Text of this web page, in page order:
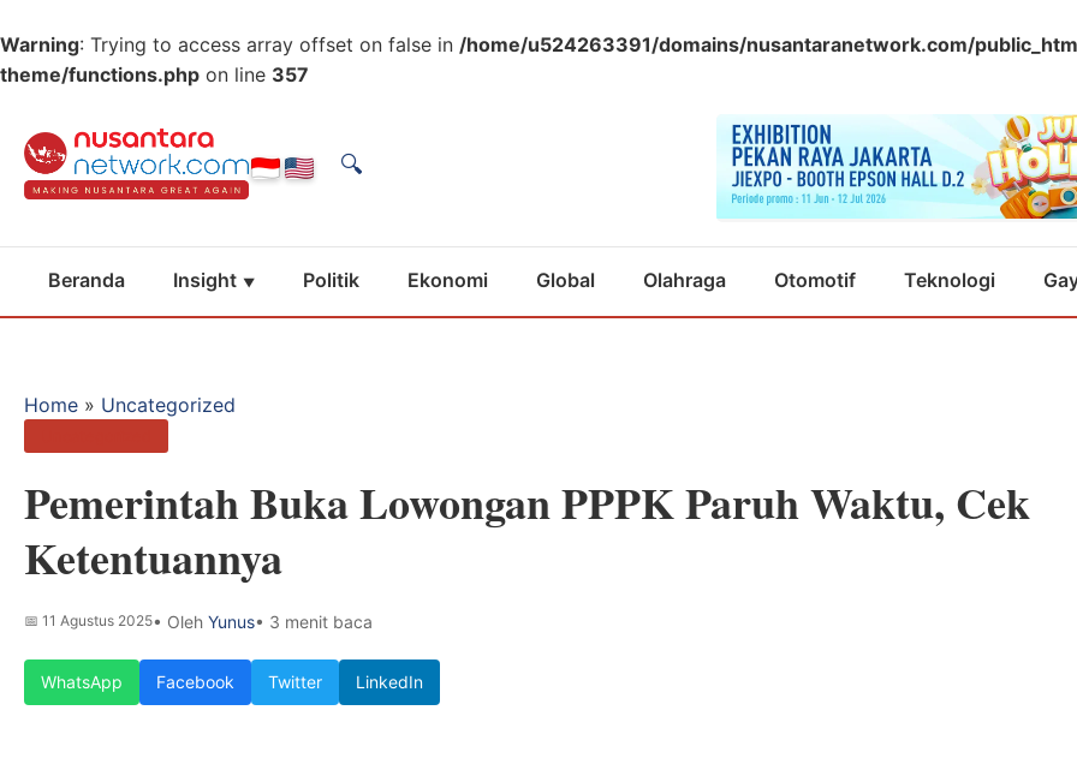
Warning: Trying to access array offset on false in /home/u524263391/domains/nusantaranetwork.com/
theme/functions.php on line 357
🔍
Beranda Insight Politik Ekonomi Global Olahraga Otomotif Teknologi
Home » Uncategorized
Pemerintah Buka Lowongan PPPK Paruh Waktu, Cek
Ketentuannya
📅 11 Agustus 2025• Oleh Yunus• 3 menit baca
WhatsApp Facebook Twitter LinkedIn